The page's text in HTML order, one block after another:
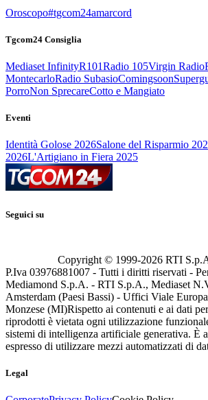
Oroscopo#tgcom24amarcord
Tgcom24 Consiglia
Mediaset InfinityR101Radio 105Virgin Radio
MontecarloRadio SubasioComingsoon
PorroNon SprecareCotto e Mangiato
Eventi
Identità Golose 2026Salone del Risparmio
2026L'Artigiano in Fiera 2025
Seguici su
Copyright © 1999-2026 RTI
P.Iva 03976881007 - Tutti i diritti riservati -
Mediamond S.p.A. - RTI S.p.A., Mediaset
Amsterdam (Paesi Bassi) - Uffici Viale
Monzese (MI)Rispetto ai contenuti e ai dati
riprodotti è vietata ogni utilizzazione
sistemi di intelligenza artificiale generativa. È
espresso di utilizzare mezzi automatizzati di
Legal